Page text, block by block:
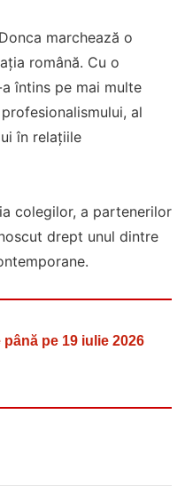
marchează o
română. Cu o
întins pe mai multe
al
în relațiile
colegilor, a partenerilor
drept unul dintre
pe 19 iulie 2026